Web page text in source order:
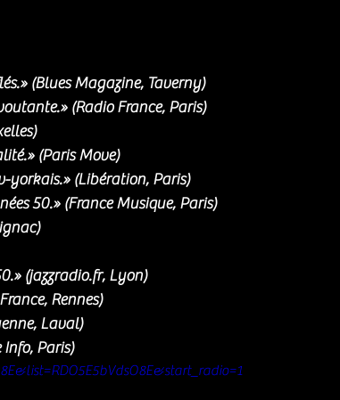
(Blues Magazine, Taverny)
(Radio France, Paris)
(Paris Move)
yorkais.» (Libération, Paris)
50.» (France Musique, Paris)
(jazzradio.fr, Lyon)
Rennes)
Laval)
Info, Paris)